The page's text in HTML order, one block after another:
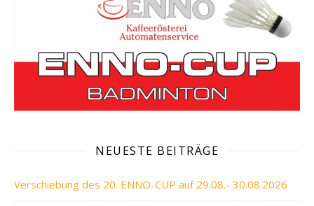
NEUESTE BEITRÄGE
Verschiebung des 20. ENNO-CUP auf 29.08.- 30.08.2026